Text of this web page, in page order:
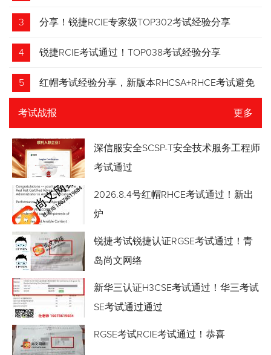
3 分享！锐捷RCIE专家级TOP302考试经验分享
4 锐捷RCIE考试通过！TOP038考试经验分享
5 红帽考试经验分享，新版本RHCSA+RHCE考试避免
踩坑
考试战报 更多
深信服安全SCSP-T安全技术服务工程师
考试通过
2026.8.4号红帽RHCE考试通过！新出
炉
锐捷考试锐捷认证RGSE考试通过！青
岛尚文网络
新华三认证H3CSE考试通过！华三考试
SE考试通过通过
RGSE考试RCIE考试通过！恭喜